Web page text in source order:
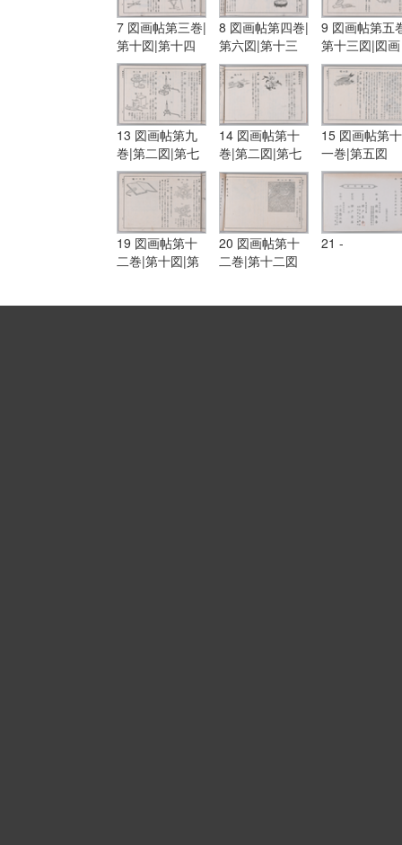
7 図画帖第三巻|
第十図|第十四
図|図画帖第四
巻|第一図|第三
8 図画帖第四巻|
第六図|第十三
図|第十五図
9 図画帖第五
第十三図|図画
帖第六巻|第一
図|第五図
13 図画帖第九
巻|第二図|第七
図|第八図
14 図画帖第十
巻|第二図|第七
図
15 図画帖第十
一巻|第五図
19 図画帖第十
二巻|第十図|第
20 図画帖第十
二巻|第十二図
21 -